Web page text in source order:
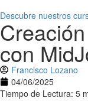
Descubre nuestros
con
Francisco Lozano
04/06/2025
Tiempo de Lectura: 5